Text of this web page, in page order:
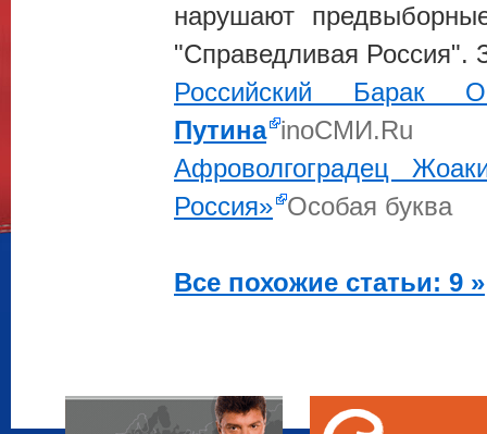
нарушают
"Справедливая Россия".
Российский Барак
Путина inoСМИ.Ru
Афроволгоградец
Россия» Особая буква
Все похожие статьи: 9 »